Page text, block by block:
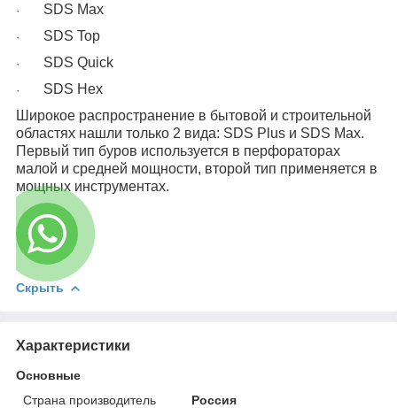
· SDS Max
· SDS Top
· SDS Quick
·
SDS Hex
Широкое распространение в бытовой и строительной
областях нашли только 2 вида: SDS Plus и SDS Max.
Первый тип буров используется в перфораторах
малой и средней мощности, второй тип применяется в
мощных инструментах.
Скрыть
Характеристики
Основные
Страна производитель
Россия